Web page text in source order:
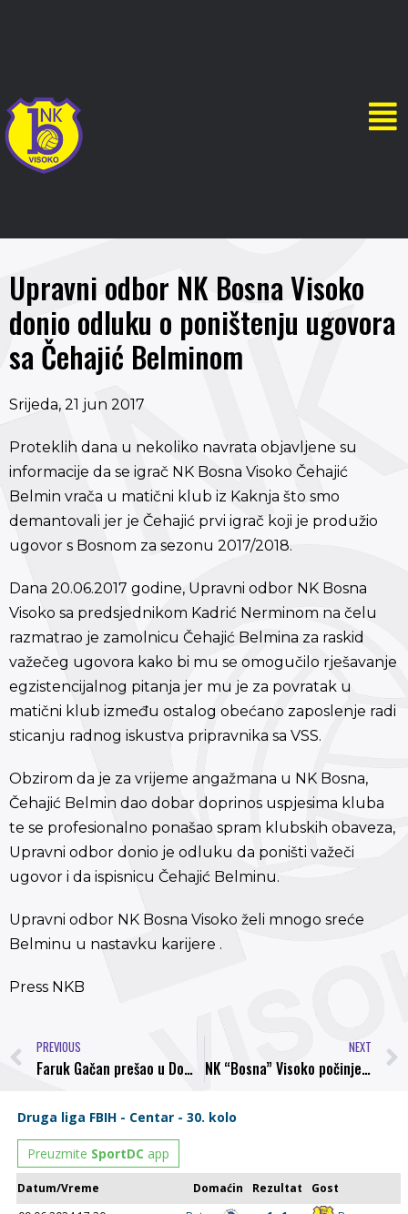
Upravni odbor NK Bosna Visoko
donio odluku o poništenju ugovora
sa Čehajić Belminom
Srijeda, 21 jun 2017
Proteklih dana u nekoliko navrata objavljene su
informacije da se igrač NK Bosna Visoko Čehajić
Belmin vrača u matični klub iz Kaknja što smo
demantovali jer je Čehajić prvi igrač koji je produžio
ugovor s Bosnom za sezonu 2017/2018.
Dana 20.06.2017 godine, Upravni odbor NK Bosna
Visoko sa predsjednikom Kadrić Nerminom na čelu
razmatrao je zamolnicu Čehajić Belmina za raskid
važečeg ugovora kako bi mu se omogučilo rješavanje
egzistencijalnog pitanja jer mu je za povratak u
matični klub između ostalog obećano zaposlenje radi
sticanju radnog iskustva pripravnika sa VSS.
Obzirom da je za vrijeme angažmana u NK Bosna,
Čehajić Belmin dao dobar doprinos uspjesima kluba
te se profesionalno ponašao spram klubskih obaveza,
Upravni odbor donio je odluku da poništi važeči
ugovor i da ispisnicu Čehajić Belminu.
Upravni odbor NK Bosna Visoko želi mnogo sreće
Belminu u nastavku karijere .
Press NKB
PREVIOUS
Faruk Gačan prešao u Domžale
NEXT
NK “Bosna” Visoko počinje sa pripremama